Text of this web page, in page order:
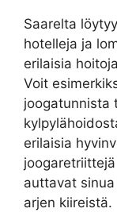
Saarelta
hotelleja ja
erilaisia
Voit
joogatunnista
erilaisia
auttavat
arjen kiireistä.